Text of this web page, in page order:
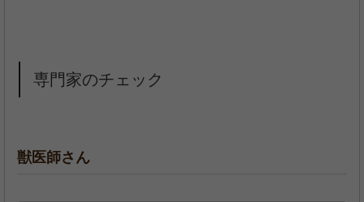
専門家のチェック
獣医師さん